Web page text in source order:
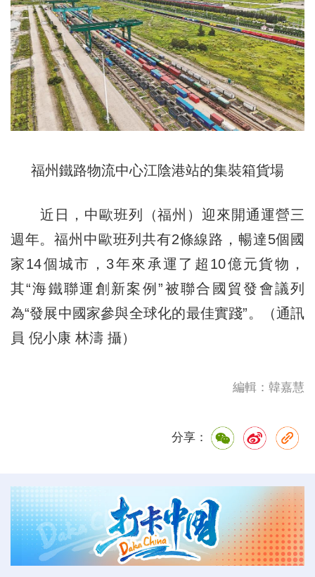
福州鐵路物流中心江陰港站的集裝箱貨場
近日，中歐班列（福州）迎來開通運營三
週年。福州中歐班列共有2條線路，暢達5個國
家14個城市，3年來承運了超10億元貨物，
其“海鐵聯運創新案例”被聯合國貿發會議列
為“發展中國家參與全球化的最佳實踐”。（通訊
員 倪小康 林濤 攝）
編輯：韓嘉慧
分享：